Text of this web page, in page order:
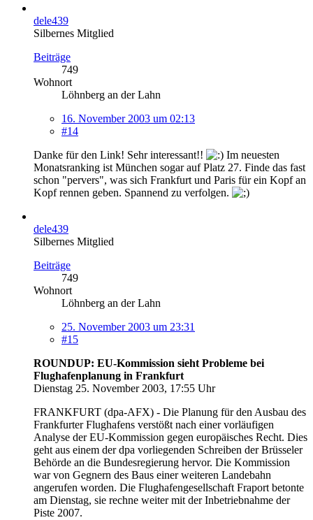
dele439
Silbernes Mitglied
Beiträge
749
Wohnort
Löhnberg an der Lahn
16. November 2003 um 02:13
#14
Danke für den Link! Sehr interessant!!
Im neuesten
Monatsranking ist München sogar auf Platz 27. Finde das fast
schon "pervers", was sich Frankfurt und Paris für ein Kopf an
Kopf rennen geben. Spannend zu verfolgen.
dele439
Silbernes Mitglied
Beiträge
749
Wohnort
Löhnberg an der Lahn
25. November 2003 um 23:31
#15
ROUNDUP: EU-Kommission sieht Probleme bei
Flughafenplanung in Frankfurt
Dienstag 25. November 2003, 17:55 Uhr
FRANKFURT (dpa-AFX) - Die Planung für den Ausbau des
Frankfurter Flughafens verstößt nach einer vorläufigen
Analyse der EU-Kommission gegen europäisches Recht. Dies
geht aus einem der dpa vorliegenden Schreiben der Brüsseler
Behörde an die Bundesregierung hervor. Die Kommission
war von Gegnern des Baus einer weiteren Landebahn
angerufen worden. Die Flughafengesellschaft Fraport betonte
am Dienstag, sie rechne weiter mit der Inbetriebnahme der
Piste 2007.